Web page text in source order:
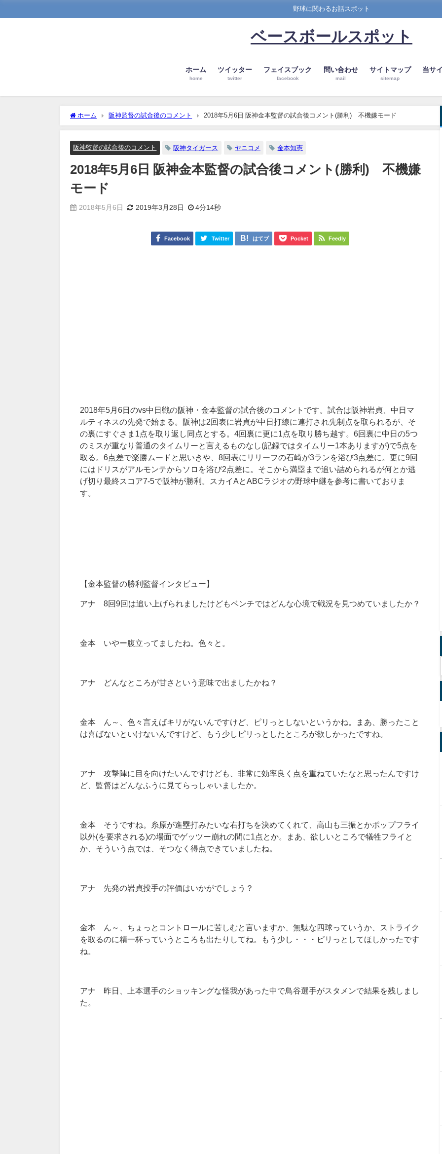
野球に関わるお話スポット
ベースボールスポット
ホーム
home
ツイッター
twitter
フェイスブック
facebook
問い合わせ
mail
サイトマップ
sitemap
当サ
ホーム 阪神監督の試合後のコメント 2018年5月6日 阪神金本監督の試合後コメント(勝利) 不機嫌モード
阪神監督の試合後のコメント 阪神タイガース ヤニコメ 金本知憲
2018年5月6日 阪神金本監督の試合後コメント(勝利) 不機嫌
モード
2018年5月6日 2019年3月28日 4分14秒
Facebook Twitter はてブ Pocket Feedly
2018年5月6日のvs中日戦の阪神・金本監督の試合後のコメントです。試合は阪神岩貞、中日マ
ルティネスの先発で始まる。阪神は2回表に岩貞が中日打線に連打され先制点を取られるが、そ
の裏にすぐさま1点を取り返し同点とする。4回裏に更に1点を取り勝ち越す。6回裏に中日の5つ
のミスが重なり普通のタイムリーと言えるものなし(記録ではタイムリー1本ありますが)で5点を
取る。6点差で楽勝ムードと思いきや、8回表にリリーフの石崎が3ランを浴び3点差に。更に9回
にはドリスがアルモンテからソロを浴び2点差に。そこから満塁まで追い詰められるが何とか逃
げ切り最終スコア7-5で阪神が勝利。スカイAとABCラジオの野球中継を参考に書いておりま
す。
【金本監督の勝利監督インタビュー】
アナ 8回9回は追い上げられましたけどもベンチではどんな心境で戦況を見つめていましたか？
金本 いやー腹立ってましたね。色々と。
アナ どんなところが甘さという意味で出ましたかね？
金本 ん～、色々言えばキリがないんですけど、ピリっとしないというかね。まあ、勝ったこと
は喜ばないといけないんですけど、もう少しピリっとしたところが欲しかったですね。
アナ 攻撃陣に目を向けたいんですけども、非常に効率良く点を重ねていたなと思ったんですけ
ど、監督はどんなふうに見てらっしゃいましたか。
金本 そうですね。糸原が進塁打みたいな右打ちを決めてくれて、高山も三振とかポップフライ
以外(を要求される)の場面でゲッツー崩れの間に1点とか。まあ、欲しいところで犠牲フライと
か、そういう点では、そつなく得点できていましたね。
アナ 先発の岩貞投手の評価はいかがでしょう？
金本 ん～、ちょっとコントロールに苦しむと言いますか、無駄な四球っていうか、ストライク
を取るのに精一杯っていうところも出たりしてね。もう少し・・・ピリっとしてほしかったです
ね。
アナ 昨日、上本選手のショッキングな怪我があった中で鳥谷選手がスタメンで結果を残しまし
た。